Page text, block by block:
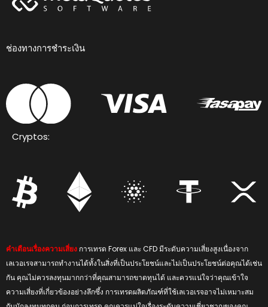
ช่องทางการชำระเงิน
Cryptos:
คำเตือนเรื่องความเสี่ยง การเทรด Forex และ CFD มีระดับความเสี่ยงสูงเนื่องจาก
เลเวอเรจสามารถทำงานได้ทั้งในสิ่งที่เป็นประโยชน์และไม่เป็นประโยชน์ต่อคุณได้เช่น
กัน คุณไม่ควรลงทุนมากกว่าที่คุณสามารถขาดทุนได้ และควรแน่ใจว่าคุณเข้าใจ
ความเสี่ยงที่เกี่ยวข้องอย่างลึกซึ้ง การเทรดผลิตภัณฑ์ที่ใช้เลเวอเรจอาจไม่เหมาะสม